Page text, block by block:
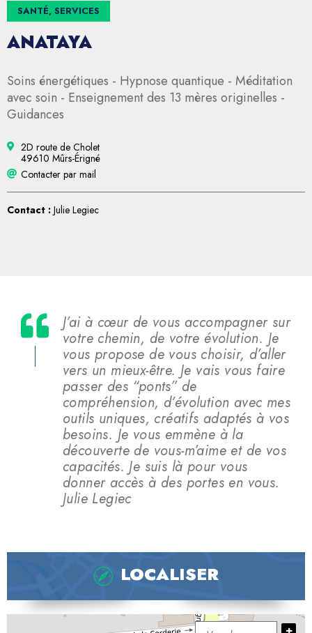
SANTÉ, SERVICES
ANATAYA
Soins énergétiques - Hypnose quantique - Méditation
avec soin - Enseignement des 13 mères originelles -
Guidances
2D route de Cholet
49610 Mûrs-Érigné
Contacter par mail
Contact : Julie Legiec
J’ai à cœur de vous accompagner sur
votre chemin, de votre évolution.​ Je
vous propose de vous choisir, d’aller
vers un mieux-être. Je vais vous faire
passer des “ponts” de
compréhension, d’évolution avec mes
outils uniques, créatifs adaptés à vos
besoins. ​Je vous emmène à la
découverte de vous-m’aime et de vos
capacités. Je suis là pour vous
donner accès à des portes en vous.
Julie Legiec
LOCALISER